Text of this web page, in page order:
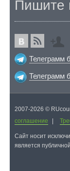
Пишите
Телеграмм
Телеграмм
2007-2026 ©
соглашение
Cайт носит
является